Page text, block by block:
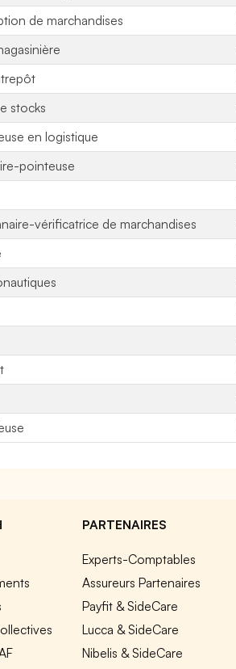
de marchandises
stocks
en logistique
pointeuse
vérificatrice de marchandises
PARTENAIRES
Experts-Comptables
Assureurs Partenaires
Payfit & SideCare
Lucca & SideCare
Nibelis & SideCare